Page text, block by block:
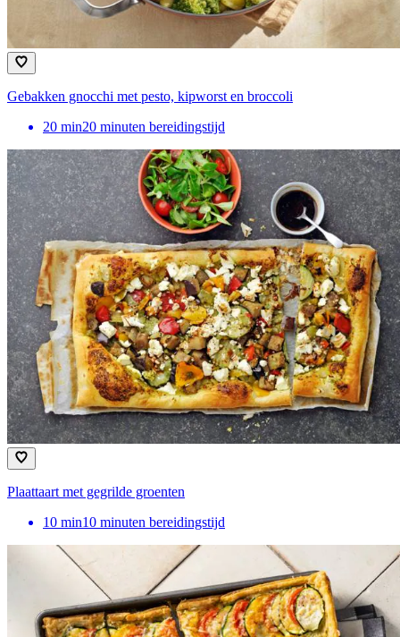
Gebakken gnocchi met pesto, kipworst en broccoli
20 min20 minuten bereidingstijd
Plaattaart met gegrilde groenten
10 min10 minuten bereidingstijd